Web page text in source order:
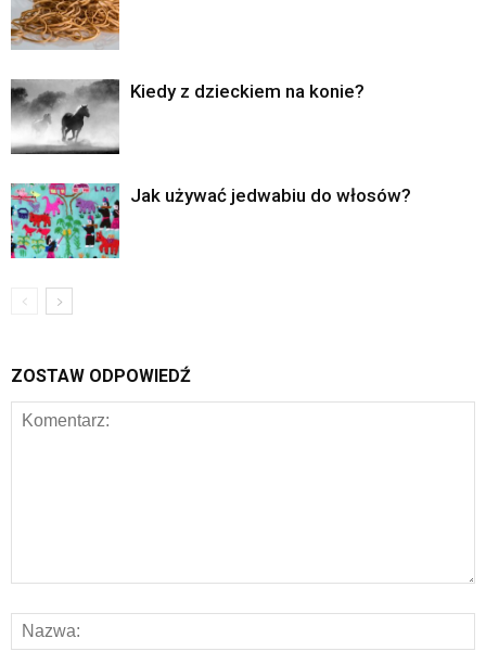
Kiedy z dzieckiem na konie?
Jak używać jedwabiu do włosów?
ZOSTAW ODPOWIEDŹ